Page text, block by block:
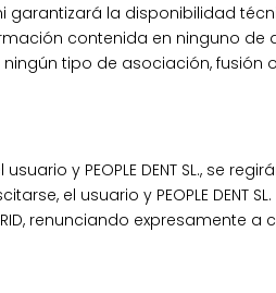
garantizará la disponibilidad
contenida en ninguno de
tipo de asociación, fusión o
y PEOPLE DENT SL., se
el usuario y PEOPLE DENT SL.
renunciando expresamente a